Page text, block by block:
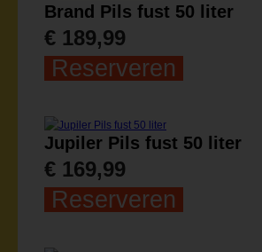
Brand Pils fust 50 liter
€ 189,99
Reserveren
Jupiler Pils fust 50 liter
€ 169,99
Reserveren